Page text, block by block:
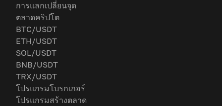
การแลกเปลี่ยนจุด
ตลาดคริปโต
BTC/USDT
ETH/USDT
SOL/USDT
BNB/USDT
TRX/USDT
โปรแกรมโบรกเกอร์
โปรแกรมสร้างตลาด